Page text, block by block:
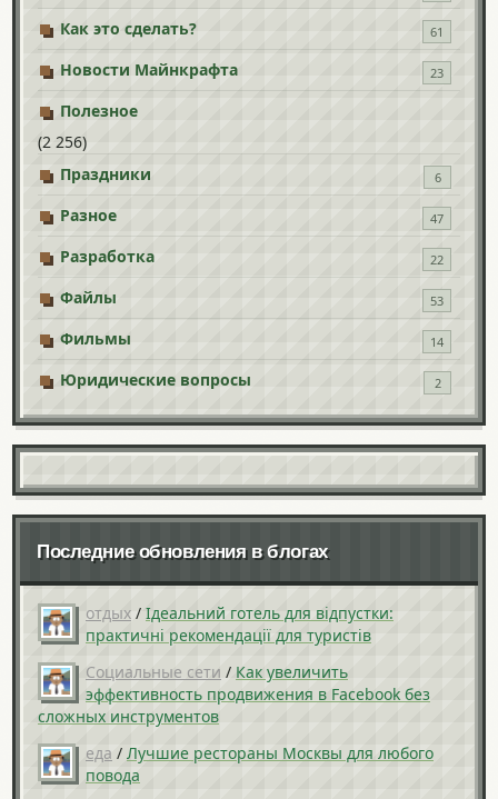
Как это сделать? 61
Новости Майнкрафта 23
Полезное
(2 256)
Праздники
6
Разное 47
Разработка 22
Файлы 53
Фильмы 14
Юридические вопросы 2
Последние обновления в блогах
отдых / Ідеальний готель для відпустки:
практичні рекомендації для туристів
Социальные сети / Как увеличить
эффективность продвижения в Facebook без
сложных инструментов
еда / Лучшие рестораны Москвы для любого
повода